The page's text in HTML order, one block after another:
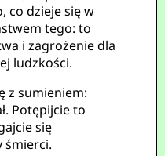
co dzieje się w
tego: to
i zagrożenie dla
ludzkości.
z sumieniem:
Potępijcie to
się
śmierci.